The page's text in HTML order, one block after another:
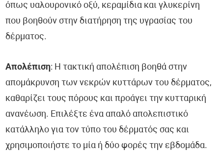
όπως υαλουρονικό οξύ, κεραμίδια και γλυκερίνη
που βοηθούν στην διατήρηση της υγρασίας του
δέρματος.
Απολέπιση: Η τακτική απολέπιση βοηθά στην
απομάκρυνση των νεκρών κυττάρων του δέρματος,
καθαρίζει τους πόρους και προάγει την κυτταρική
ανανέωση. Επιλέξτε ένα απαλό απολεπιστικό
κατάλληλο για τον τύπο του δέρματός σας και
χρησιμοποιήστε το μία ή δύο φορές την εβδομάδα.